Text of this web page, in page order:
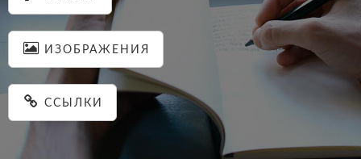
ИЗОБРАЖЕНИЯ
ССЫЛКИ